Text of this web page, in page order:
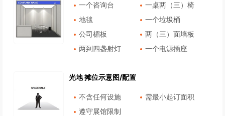
一个咨询台
一桌两（三）椅
地毯
一个垃圾桶
公司楣板
两（三）面墙板
两到四盏射灯
一个电源插座
光地 摊位示意图/配置
不含任何设施
需最小起订面积
遵守展馆限制